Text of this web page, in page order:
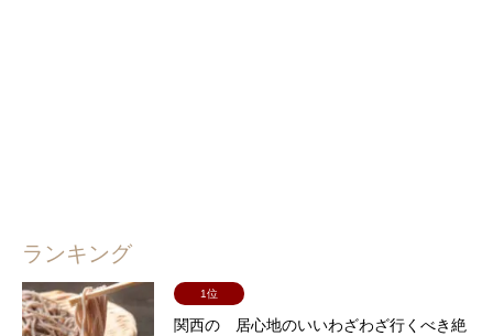
ランキング
1位
関西の 居心地のいいわざわざ行くべき絶